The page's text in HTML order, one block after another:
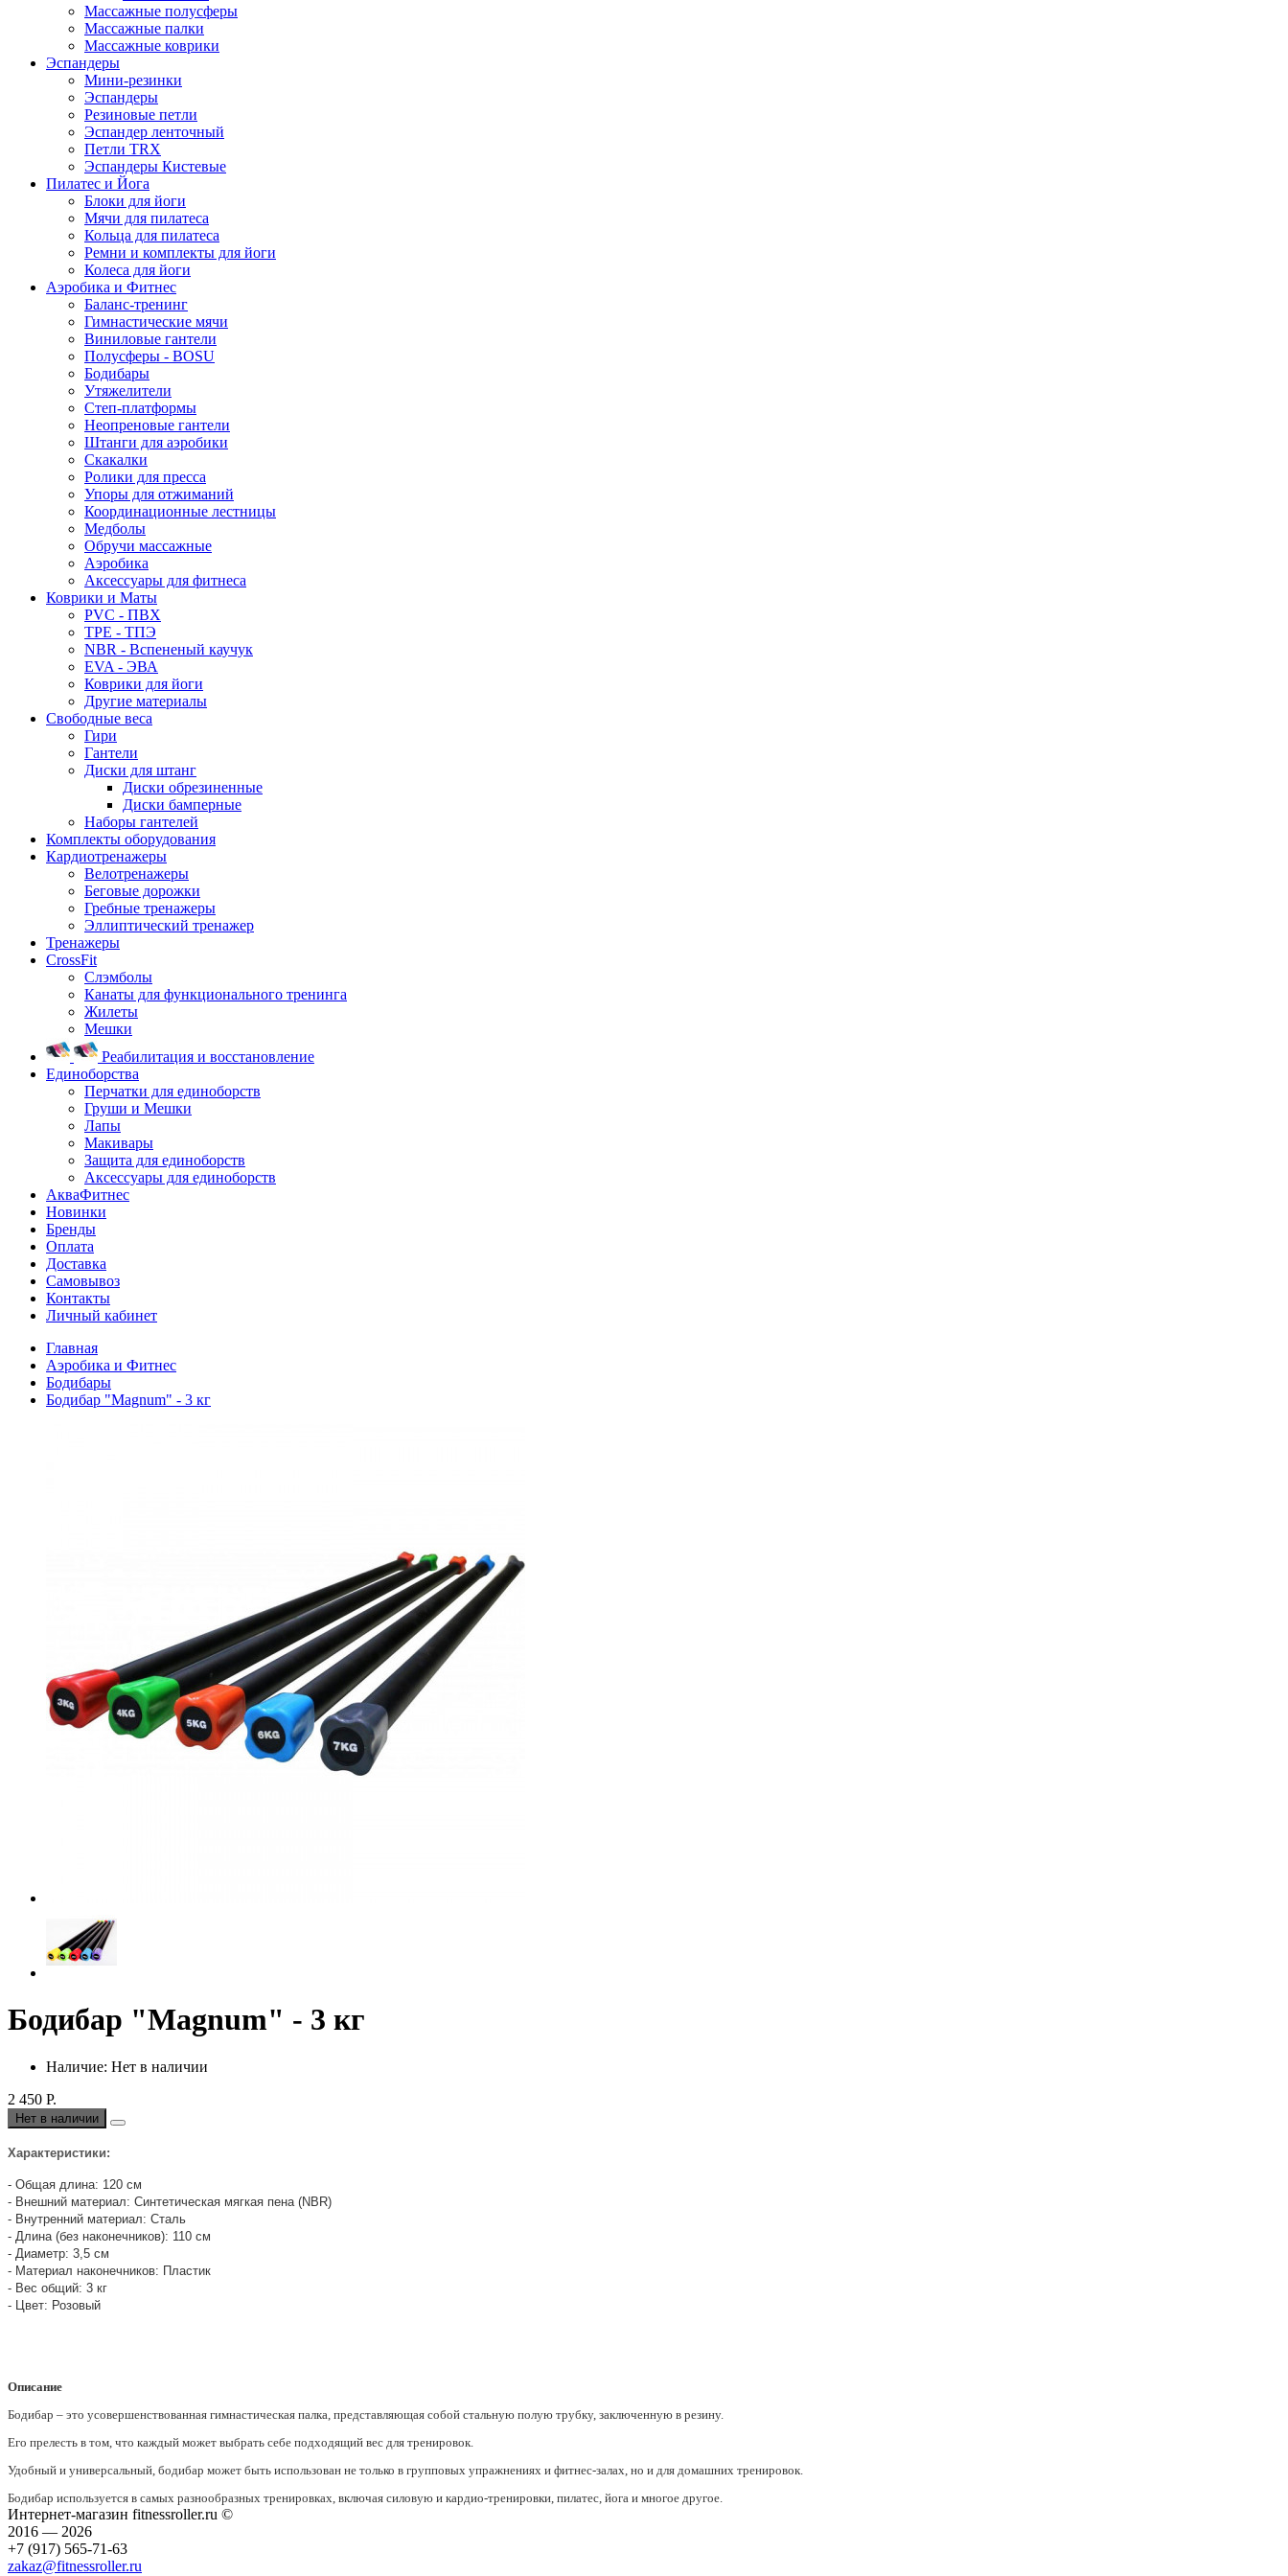
Массажные полусферы
Массажные палки
Массажные коврики
Эспандеры
Мини-резинки
Эспандеры
Резиновые петли
Эспандер ленточный
Петли TRX
Эспандеры Кистевые
Пилатес и Йога
Блоки для йоги
Мячи для пилатеса
Кольца для пилатеса
Ремни и комплекты для йоги
Колеса для йоги
Аэробика и Фитнес
Баланс-тренинг
Гимнастические мячи
Виниловые гантели
Полусферы - BOSU
Бодибары
Утяжелители
Степ-платформы
Неопреновые гантели
Штанги для аэробики
Скакалки
Ролики для пресса
Упоры для отжиманий
Координационные лестницы
Медболы
Обручи массажные
Аэробика
Аксессуары для фитнеса
Коврики и Маты
PVC - ПВХ
TPE - ТПЭ
NBR - Вспененый каучук
EVA - ЭВА
Коврики для йоги
Другие материалы
Свободные веса
Гири
Гантели
Диски для штанг
Диски обрезиненные
Диски бамперные
Наборы гантелей
Комплекты оборудования
Кардиотренажеры
Велотренажеры
Беговые дорожки
Гребные тренажеры
Эллиптический тренажер
Тренажеры
CrossFit
Слэмболы
Канаты для функционального тренинга
Жилеты
Мешки
Реабилитация и восстановление
Единоборства
Перчатки для единоборств
Груши и Мешки
Лапы
Макивары
Защита для единоборств
Аксессуары для единоборств
АкваФитнес
Новинки
Бренды
Оплата
Доставка
Самовывоз
Контакты
Личный кабинет
Главная
Аэробика и Фитнес
Бодибары
Бодибар "Magnum" - 3 кг
Бодибар "Magnum" - 3 кг
Наличие: Нет в наличии
2 450 Р.
Нет в наличии
Характеристики:
- Общая длина: 120 см
- Внешний материал: Синтетическая мягкая пена (NBR)
- Внутренний материал: Сталь
- Длина (без наконечников): 110 см
- Диаметр: 3,5 см
- Материал наконечников: Пластик
- Вес общий: 3 кг
- Цвет: Розовый
Описание
Бодибар – это усовершенствованная гимнастическая палка, представляющая собой стальную полую трубку, заключенную в резину.
Его прелесть в том, что каждый может выбрать себе подходящий вес для тренировок.
Удобный и универсальный, бодибар может быть использован не только в групповых упражнениях и фитнес-залах, но и для домашних тренировок.
Бодибар используется в самых разнообразных тренировках, включая силовую и кардио-тренировки, пилатес, йога и многое другое.
Интернет-магазин fitnessroller.ru ©
2016 — 2026
+7 (917) 565-71-63
zakaz@fitnessroller.ru